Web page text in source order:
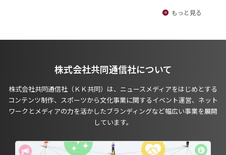
もっと見る
株式会社共同通信社について
株式会社共同通信社（ＫＫ共同）は、ニュースメディアをはじめとする
コンテンツ制作、スポーツから文化事業に関するイベント運営、ネット
ワークとメディアの力を活かしたブランディングなど幅広い事業を展開
しています。